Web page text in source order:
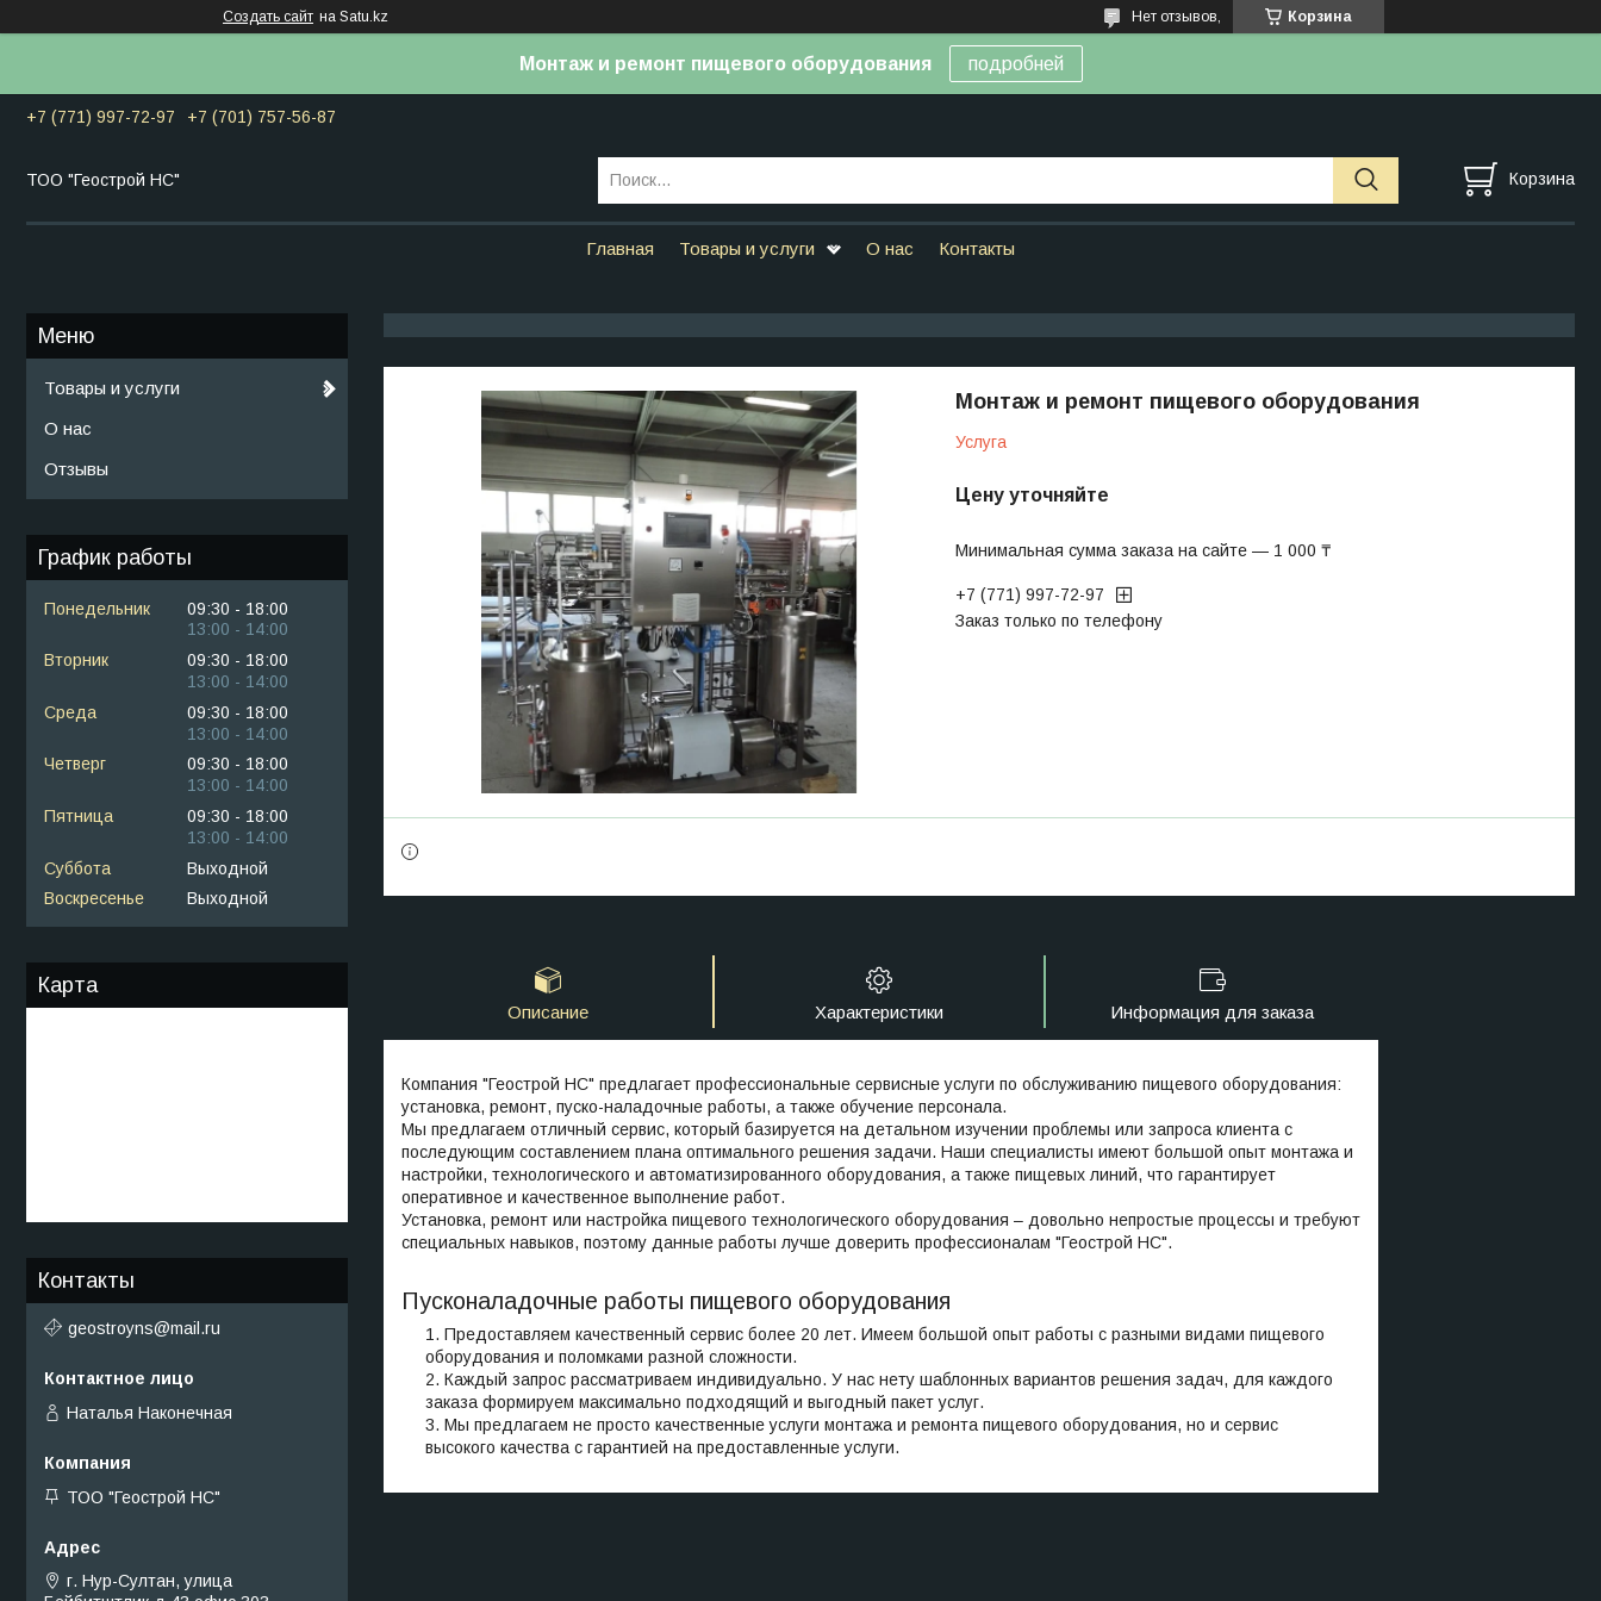
Создать сайт на Satu.kz Корзина
Нет отзывов,
Монтаж и ремонт пищевого оборудования подробней
+7 (771) 997-72-97 +7 (701) 757-56-87
ТОО "Геострой НС" Корзина
Главная Товары и услуги О нас Контакты
Монтаж и ремонт пищевого оборудования
Услуга
Цену уточняйте
Минимальная сумма заказа на сайте — 1 000 ₸
+7 (771) 997-72-97
Заказ только по телефону
Описание Характеристики Информация для заказа
Компания "Геострой НС" предлагает профессиональные сервисные услуги по обслуживанию пищевого оборудования:
установка, ремонт, пуско-наладочные работы, а также обучение персонала.
Мы предлагаем отличный сервис, который базируется на детальном изучении проблемы или запроса клиента с
последующим составлением плана оптимального решения задачи. Наши специалисты имеют большой опыт монтажа и
настройки, технологического и автоматизированного оборудования, а также пищевых линий, что гарантирует
оперативное и качественное выполнение работ.
Установка, ремонт или настройка пищевого технологического оборудования – довольно непростые процессы и требуют
специальных навыков, поэтому данные работы лучше доверить профессионалам "Геострой НС".
Пусконаладочные работы пищевого оборудования
Предоставляем качественный сервис более 20 лет. Имеем большой опыт работы с разными видами пищевого
оборудования и поломками разной сложности.
Каждый запрос рассматриваем индивидуально. У нас нету шаблонных вариантов решения задач, для каждого
заказа формируем максимально подходящий и выгодный пакет услуг.
Мы предлагаем не просто качественные услуги монтажа и ремонта пищевого оборудования, но и сервис
высокого качества с гарантией на предоставленные услуги.
Товары и услуги
О нас
Отзывы
График работы
Понедельник 09:30
18:00
13:00
14:00
Вторник
09:30
18:00
13:00
14:00
Среда
09:30
18:00
13:00
14:00
Четверг
09:30
18:00
13:00
14:00
Пятница
09:30
18:00
13:00
14:00
Суббота
Выходной
Воскресенье
Выходной
Карта
Контакты
geostroyns@mail.ru
Наталья Наконечная
ТОО "Геострой НС"
г. Нур-Султан, улица